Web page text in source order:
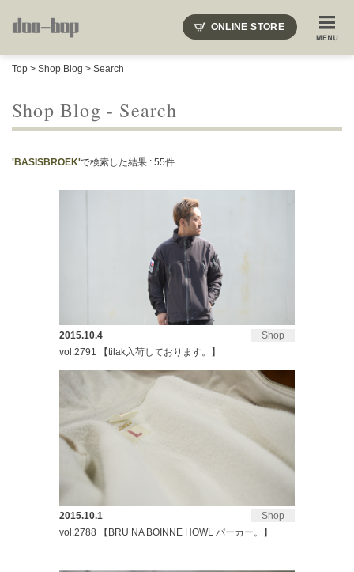
ONLINE STORE
Top > Shop Blog > Search
Shop Blog - Search
'BASISBROEK'で検索した結果 : 55件
Shop
2015.10.4
vol.2791 【tilak入荷しております。】
Shop
2015.10.1
vol.2788 【BRU NA BOINNE HOWL パーカー。】